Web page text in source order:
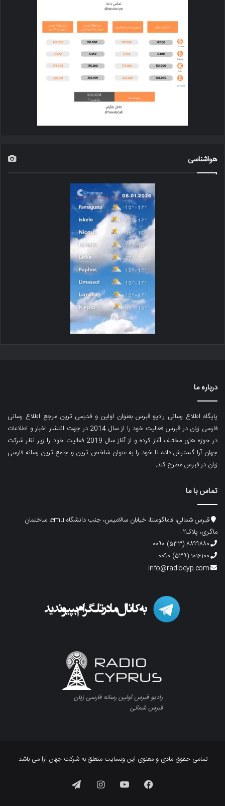
هواشناسی
درباره ما
پایگاه اطلاع رسانی رادیو قبرس بعنوان اولین و قدیمی ترین مرجع اطلاع رسانی
فارسی زبان در قبرس فعالیت خود را از سال 2014 در جهت انتشار اخبار و اطلاعات
در حوزه های مختلف آغاز کرده و از آغاز سال 2019 فعالیت خود را زیر نظر شرکت
جهان آرا گسترش داده تا خود را به عنوان شاخص ترین و جامع ترین رسانه فارسی
زبان در قبرس مطرح کند.
تماس با ما
قبرس شمالی، فاماگوستا، خیابان سالامیس، جنب دانشگاه emu، ساختمان
ماگری، پلاک۲
۸۸۹۹۸۸۰ (۵۳۳) ۰۰۹۰
۱۰۱۶۱۰۰ (۵۳۹) ۰۰۹۰
info@radiocyp.com
رادیو قبرس اولین رسانه فارسی زبان
قبرس شمالی
تمامی حقوق مادی و معنوی این وبسایت متعلق به شرکت جهان آرا می باشد.
فیسبوک یوتیوب اینستاگرام